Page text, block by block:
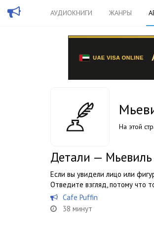
АУДИОКНИГИ ЖАНРЫ
На этой
Детали —
Если вы увидели лицо или
Отведите взгляд, потому что
Cafe Puffin
38 минут